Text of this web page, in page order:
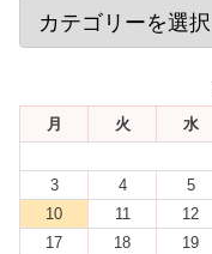
月 火 水
3
4 5
10
11 12
17
18 19